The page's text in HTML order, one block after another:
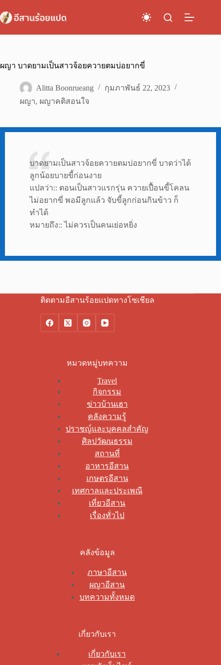
to
content
ผญา บาดยามเป็นสาวจ้อยควายตมบ่อยากขี่
Alitta Boonrueang
กุมภาพันธ์ 22, 2023
ผญา, ผญาคติสอนใจ
บาดยามเป็นสาวจ้อยควายตมบ่อยากขี่ บาดว่าได้
ลูกน้อยบายขี้ก่อนงาย
แปลว่า:: ตอนเป็นสาวแรกรุ่น ควายเปื้อนขี้โคลน
ไม่อยากขี่ พอมีลูกแล้ว จับขี้ลูกก่อนกินข้าว ก็
ทำได้
หมายถึง:: ไม่ควรเป็นคนเย่อหยิ่ง
ติดตามอีสานร้อยแปดทางโซเชียล
หมวดหมู่บทความ
Travel
กิจกรรม
ข่าวบ้านเฮา
คลังความรู้
ปราชญ์และบุคคลสำคัญ
ศิลปวัฒนธรรม
สถานที่
อาหารอีสาน
เกษตรอีสาน
เทศกาลและประเพณี
เที่ยวอีสาน
เรื่องทั่วไป
คลังข้อมูล
ภาษาอีสาน
ผญาอีสาน
บทความทั้งหมด
เกี่ยวกับเรา
เกี่ยวกับเรา